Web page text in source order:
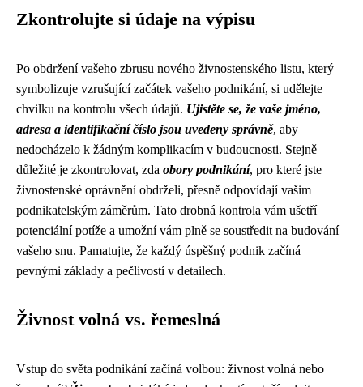
Zkontrolujte si údaje na výpisu
Po obdržení vašeho zbrusu nového živnostenského listu, který
symbolizuje vzrušující začátek vašeho podnikání, si udělejte
chvilku na kontrolu všech údajů. Ujistěte se, že vaše jméno,
adresa a identifikační číslo jsou uvedeny správně, aby
nedocházelo k žádným komplikacím v budoucnosti. Stejně
důležité je zkontrolovat, zda obory podnikání, pro které jste
živnostenské oprávnění obdrželi, přesně odpovídají vašim
podnikatelským záměrům. Tato drobná kontrola vám ušetří
potenciální potíže a umožní vám plně se soustředit na budování
vašeho snu. Pamatujte, že každý úspěšný podnik začíná
pevnými základy a pečlivostí v detailech.
Živnost volná vs. řemeslná
Vstup do světa podnikání začíná volbou: živnost volná nebo